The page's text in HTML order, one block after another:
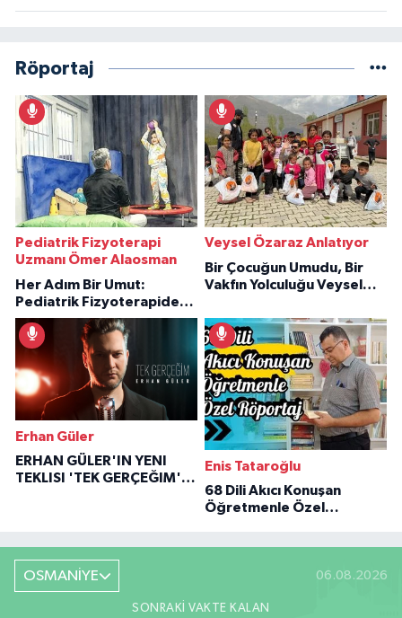
Röportaj
Pediatrik Fizyoterapi
Uzmanı Ömer Alaosman
Her Adım Bir Umut:
Pediatrik Fizyoterapiden
İlham Veren Hikâyeler
Veysel Özaraz Anlatıyor
Bir Çocuğun Umudu, Bir
Vakfın Yolculuğu Veysel
Erhan Güler
ERHAN GÜLER'IN YENI
TEKLISI 'TEK GERÇEĞIM'LE
Enis Tataroğlu
68 Dili Akıcı Konuşan
Öğretmenle Özel
OSMANİYE 06.08.2026
SONRAKI VAKTE KALAN